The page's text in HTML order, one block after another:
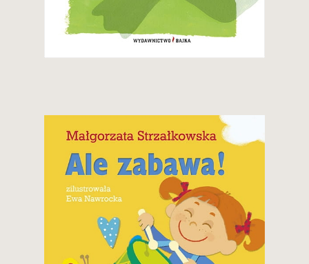
24,90 zł
Zobacz i kup